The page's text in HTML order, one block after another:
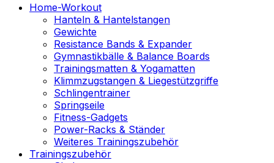
Home-Workout
Hanteln & Hantelstangen
Gewichte
Resistance Bands & Expander
Gymnastikbälle & Balance Boards
Trainingsmatten & Yogamatten
Klimmzugstangen & Liegestützgriffe
Schlingentrainer
Springseile
Fitness-Gadgets
Power-Racks & Ständer
Weiteres Trainingszubehör
Trainingszubehör